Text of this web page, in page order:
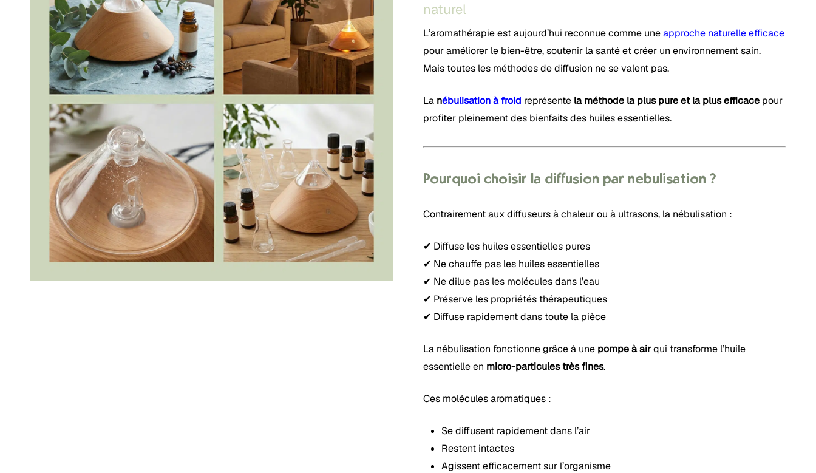
naturel
L’aromathérapie est aujourd’hui reconnue comme uneapproche naturelle efficace
pour améliorer le bien-être, soutenir la santé et créer un environnement sain.
Mais toutes les méthodes de diffusion ne se valent pas.
La nébulisation à froid représente la méthode la plus pure et la plus efficace pour
profiter pleinement des bienfaits des huiles essentielles.
Pourquoi choisir la diffusion par nébulisation ?
Contrairement aux diffuseurs à chaleur ou à ultrasons, la nébulisation :
✔ Diffuse les huiles essentielles pures
✔ Ne chauffe pas les huiles essentielles
✔ Ne dilue pas les molécules dans l’eau
✔ Préserve les propriétés thérapeutiques
✔ Diffuse rapidement dans toute la pièce
La nébulisation fonctionne grâce à une pompe à airqui transforme l’huile
essentielle en micro-particules très fines.
Ces molécules aromatiques :
Se diffusent rapidement dans l’air
Restent intactes
Agissent efficacement sur l’organisme